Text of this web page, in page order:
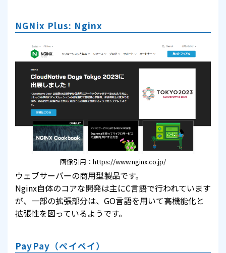
NGNix Plus: Nginx
画像引用：https://www.nginx.co.jp/
ウェブサーバーの商用型製品です。
Nginx自体のコアな開発は主にC言語で行われています
が、一部の拡張部分は、GO言語を用いて高機能化と
拡張性を図っているようです。
PayPay（ペイペイ）